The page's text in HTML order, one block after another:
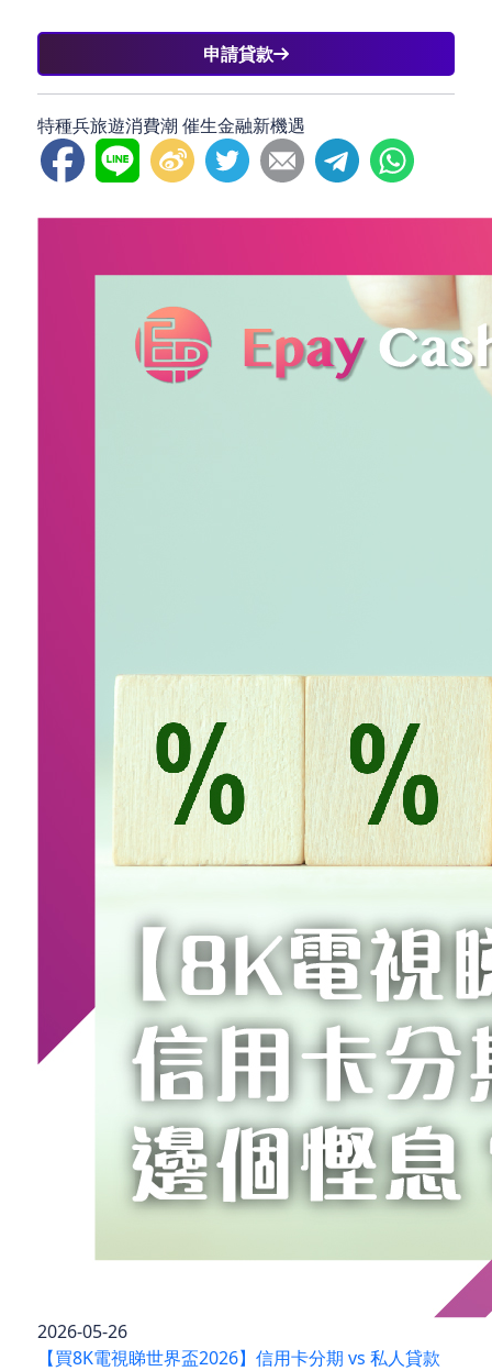
申請貸款
特種兵旅遊消費潮 催生金融新機遇
2026-05-26
【買8K電視睇世界盃2026】信用卡分期 vs 私人貸款